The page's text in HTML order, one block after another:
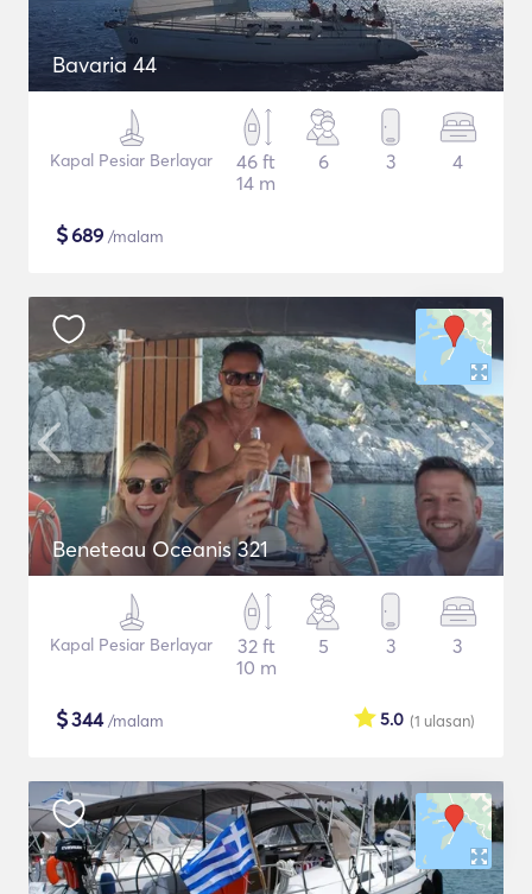
Bavaria 44
Kapal Pesiar Berlayar
46 ft
14 m
6 3 4
$689 /malam
Beneteau Oceanis 321
Kapal Pesiar Berlayar
32 ft
10 m
5 3 3
$344/malam (1 ulasan)
5.0